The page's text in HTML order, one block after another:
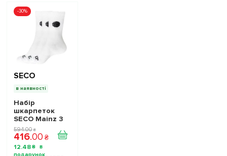
-30%
SECO
в наявності
Набір
шкарпеток
SECO Mainz 3
пари колір:
білий
594.00 ₴
416.00 ₴
12.48 ₴